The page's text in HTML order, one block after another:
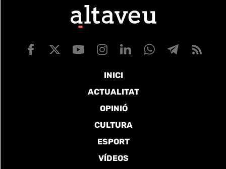
INICI
ACTUALITAT
OPINIÓ
CULTURA
ESPORT
VÍDEOS